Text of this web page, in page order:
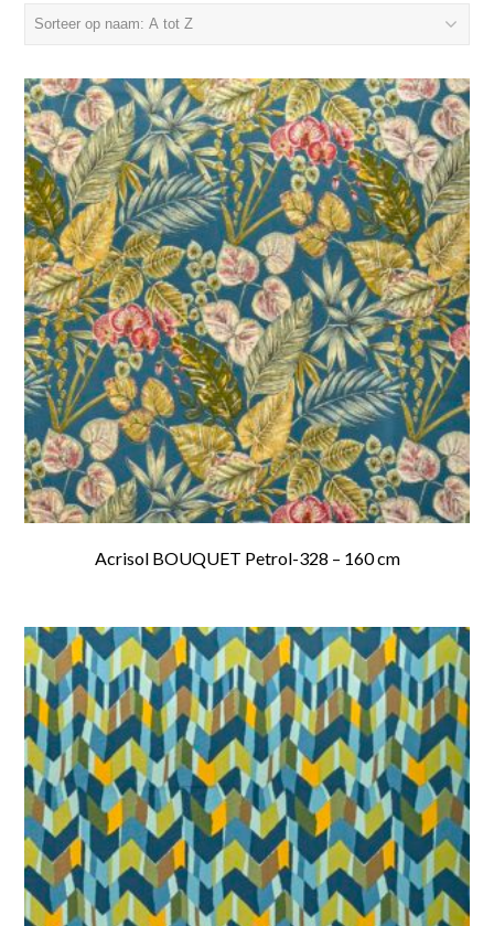
Acrisol BOUQUET Petrol-328 – 160 cm